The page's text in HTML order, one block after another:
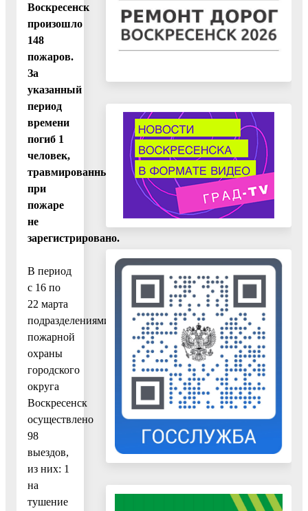
Воскресенск
произошло
148
пожаров.
За
указанный
период
времени
погиб 1
человек,
травмированных
при
пожаре
не
зарегистрировано.
В период
с 16 по
22 марта
подразделениями
пожарной
охраны
городского
округа
Воскресенск
осуществлено
98
выездов,
из них: 1
на
тушение